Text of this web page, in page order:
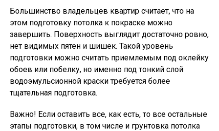
Большинство владельцев квартир считает, что на
этом подготовку потолка к покраске можно
завершить. Поверхность выглядит достаточно ровно,
нет видимых пятен и шишек. Такой уровень
подготовки можно считать приемлемым под оклейку
обоев или побелку, но именно под тонкий слой
водоэмульсионной краски требуется более
тщательная подготовка.
Важно! Если оставить все, как есть, то все остальные
этапы подготовки, в том числе и грунтовка потолка